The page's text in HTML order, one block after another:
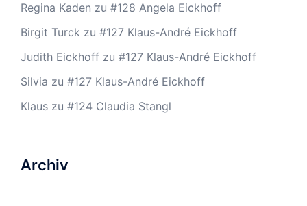
Regina Kaden zu #128 Angela Eickhoff
Birgit Turck zu #127 Klaus-André Eickhoff
Judith Eickhoff zu #127 Klaus-André Eickhoff
Silvia zu #127 Klaus-André Eickhoff
Klaus zu #124 Claudia Stangl
Archiv